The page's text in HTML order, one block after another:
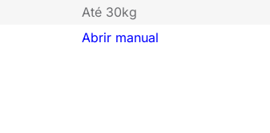
Até 30kg
Abrir manual